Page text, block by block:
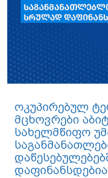
ოკუპირებულ
მცხოვრები
სახელმწიფო